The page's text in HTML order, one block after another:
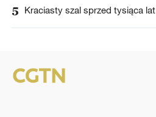
5 Kraciasty szal sprzed tysiąca lat